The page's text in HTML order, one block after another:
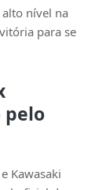
nível na
para se
pelo
Kawasaki